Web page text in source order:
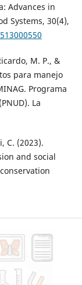
Advances in
Systems, 30(4),
M. P., &
para manejo
Programa
La
C. (2023).
and social